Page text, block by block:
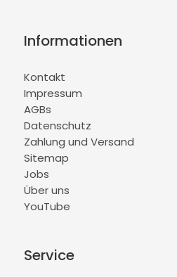
Informationen
Kontakt
Impressum
AGBs
Datenschutz
Zahlung und Versand
Sitemap
Jobs
Über uns
YouTube
Service